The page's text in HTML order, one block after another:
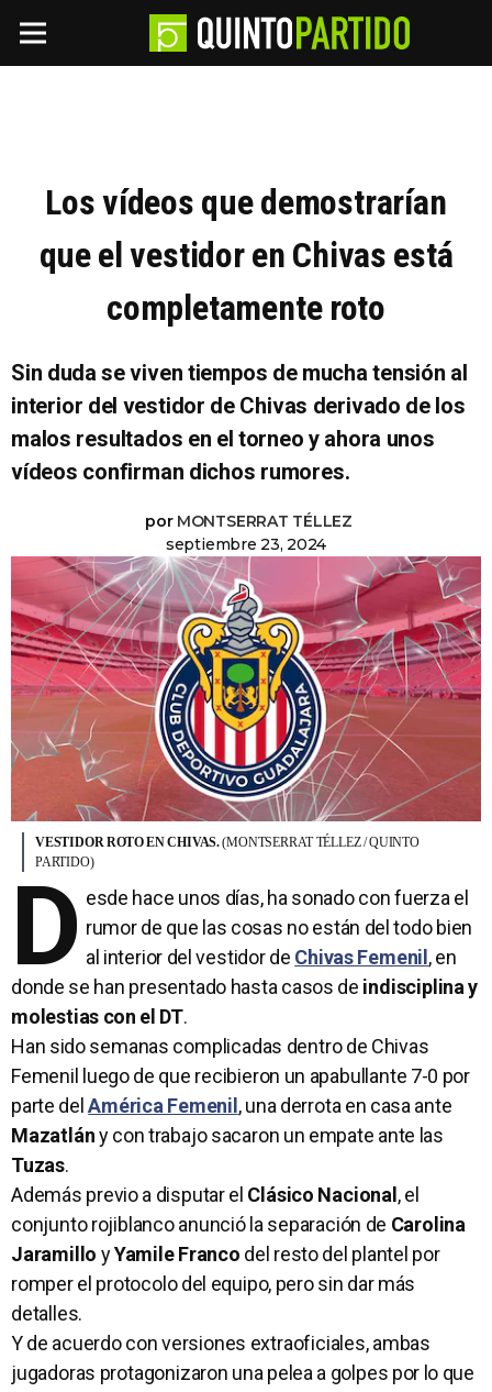
Los vídeos que demostrarían
que el vestidor en Chivas está
completamente roto
Sin duda se viven tiempos de mucha tensión al
interior del vestidor de Chivas derivado de los
malos resultados en el torneo y ahora unos
vídeos confirman dichos rumores.
por MONTSERRAT TÉLLEZ
septiembre 23, 2024
VESTIDOR ROTO EN CHIVAS.(MONTSERRAT TÉLLEZ / QUINTO
PARTIDO)
D esde hace unos días, ha sonado con fuerza el
rumor de que las cosas no están del todo bien
al interior del vestidor de Chivas Femenil , en
donde se han presentado hasta casos de indisciplina y
molestias con el DT.
Han sido semanas complicadas dentro de Chivas
Femenil luego de que recibieron un apabullante 7-0 por
parte delAmérica Femenil , una derrota en casa ante
Mazatlány con trabajo sacaron un empate ante las
Tuzas.
Además previo a disputar el Clásico Nacional , el
conjunto rojiblanco anunció la separación de Carolina
Jaramillo yYamile Franco del resto del plantel por
romper el protocolo del equipo, pero sin dar más
detalles.
Y de acuerdo con versiones extraoficiales, ambas
jugadoras protagonizaron una pelea a golpes por lo que